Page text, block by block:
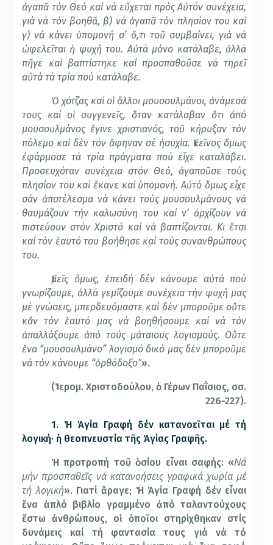
ἀγαπᾶ τόν Θεό καί νά εὔχεται πρός Αὐτόν συνέχεια,
γιά νά τόν βοηθᾶ, β) νά ἀγαπᾶ τόν πλησίον του καί
γ) νά κάνει ὑπομονή σ’ ὅ,τι τοῦ συμβαίνει, γιά νά
ὠφελεῖται ἡ ψυχή του. Αὐτά μόνο κατάλαβε, ἀλλά
πῆγε καί βαπτίστηκε καί προσπαθοῦσε νά τηρεῖ
αὐτά τά τρία πού κατάλαβε.
Ὁ χότζας καί οἱ ἄλλοι μουσουλμάνοι, ἀνάμεσά
τους καί οἱ συγγενεῖς, ὅταν κατάλαβαν ὅτι ἀπό
μουσουλμάνος ἔγινε χριστιανός, τοῦ κήρυξαν τόν
πόλεμο καί δέν τόν ἄφηναν σέ ἡσυχία. Ἐκεῖνος ὅμως
ἐφάρμοσε τά τρία πράγματα πού εἶχε καταλάβει.
Προσευχόταν συνέχεια στόν Θεό, ἀγαποῦσε τούς
πλησίον του καί ἔκανε καί ὑπομονή. Αὐτό ὅμως εἶχε
σάν ἀποτέλεσμα νά κάνει τούς μουσουλμάνους νά
θαυμάζουν τήν καλωσύνη του καί ν’ ἀρχίζουν νά
πιστεύουν στόν Χριστό καί νά βαπτίζονται. Κι ἔτσι
καί τόν ἑαυτό του βοήθησε καί τούς συνανθρώπους
του.
Ἐμεῖς ὅμως, ἐπειδή δέν κάνουμε αὐτά πού
γνωρίζουμε, ἀλλά γεμίζουμε συνέχεια τήν ψυχή μας
μέ γνώσεις, μπερδευόμαστε καί δέν μποροῦμε οὔτε
κἄν τόν ἑαυτό μας νά βοηθήσουμε καί νά τόν
ἀπαλλάξουμε ἀπό τούς μάταιους λογισμούς. Οὔτε
ἕνα “μουσουλμάνο” λογισμό δικό μας δέν μποροῦμε
νά τόν κάνουμε “ὀρθόδοξο”».
(Ἱερομ. Χριστοδούλου, ὁ Γέρων Παΐσιος, σσ.
226-227).
1. Ἡ Ἁγία Γραφή δέν κατανοεῖται μέ τή
λογική· ἡ θεοπνευστία τῆς Ἁγίας Γραφῆς.
Ἡ προτροπή τοῦ ὁσίου εἶναι σαφής: «Νά
μήν προσπαθεῖς νά κατανοήσεις γραφικά χωρία μέ
τή λογική». Γιατί ἄραγε; Ἡ Ἁγία Γραφή δέν εἶναι
ἕνα ἁπλό βιβλίο γραμμένο ἀπό ταλαντούχους
ἔστω ἀνθρώπους, οἱ ὁποῖοι στηρίχθηκαν στίς
δυνάμεις καί τή φαντασία τους γιά νά τό